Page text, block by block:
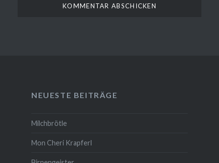
NEUESTE BEITRÄGE
Milchbrötle
Mon Cheri Krapferl